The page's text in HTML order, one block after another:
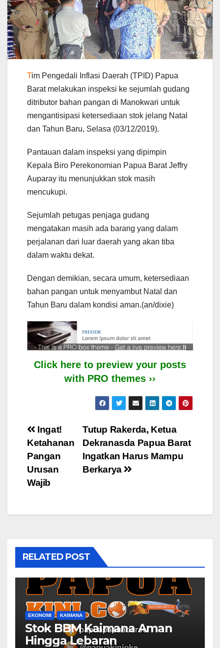
Tim Pengedali Inflasi Daerah (TPID) Papua
Barat melakukan inspeksi ke sejumlah gudang
ditributor bahan pangan di Manokwari untuk
mengantisipasi ketersediaan stok jelang Natal
dan Tahun Baru, Selasa (03/12/2019).
Pantauan dalam inspeksi yang dipimpin
Kepala Biro Perekonomian Papua Barat Jeffry
Auparay itu menunjukkan stok masih
mencukupi.
Sejumlah petugas penjaga gudang
mengatakan masih ada barang yang dalam
perjalanan dari luar daerah yang akan tiba
dalam waktu dekat.
Dengan demikian, secara umum, ketersediaan
bahan pangan untuk menyambut Natal dan
Tahun Baru dalam kondisi aman.(an/dixie)
Click here to preview your posts
with PRO themes ››
Post
navigation
Tutup Rakerda, Ketua
Dekranasda Papua Barat
Ingatkan Harus Mampu
Berkarya
Ingat!
Ketahanan
Pangan
Urusan
Wajib
RELATED POST
EKONOMI KAIMANA
Stok BBM Kaimana Aman
Hingga Lebaran